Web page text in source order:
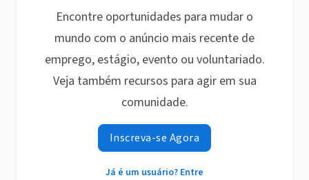
Encontre oportunidades para mudar o
mundo com o anúncio mais recente de
emprego, estágio, evento ou voluntariado.
Veja também recursos para agir em sua
comunidade.
Inscreva-se Agora
Já é um usuário? Entre